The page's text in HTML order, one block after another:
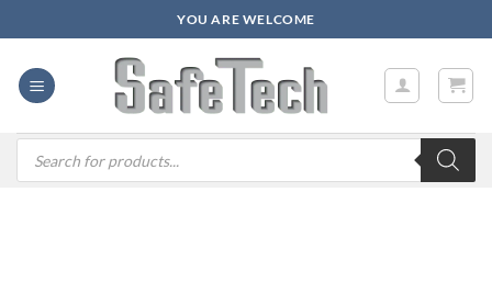
Inhalt
springen
YOU ARE WELCOME
Products
search